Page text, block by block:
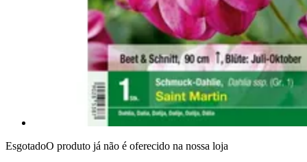
EsgotadoO produto já não é oferecido na nossa loja